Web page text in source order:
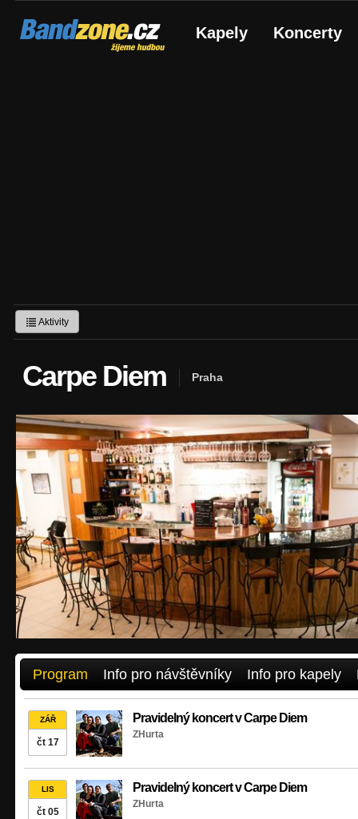
Bandzone.cz
žijeme hudbou Kapely Koncerty
Aktivity
Carpe Diem Praha
Program Info pro návštěvníky Info pro kapely
ZÁŘ
čt 17
Pravidelný koncert v Carpe Diem
ZHurta
LIS
čt 05
Pravidelný koncert v Carpe Diem
ZHurta